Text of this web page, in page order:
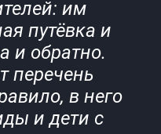
им
путёвка и
и обратно.
перечень
в него
и дети с